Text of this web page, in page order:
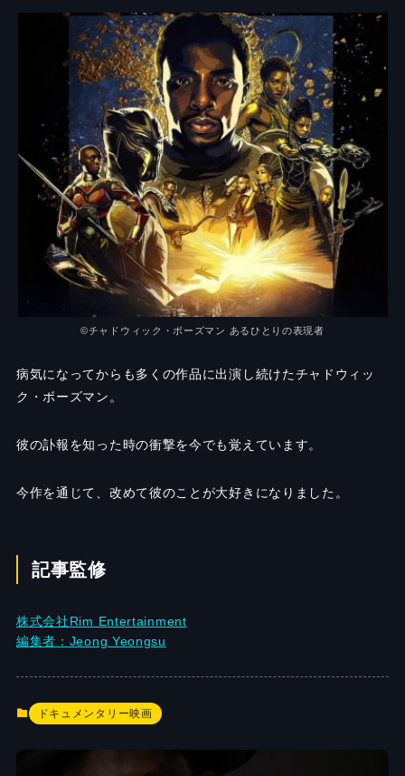
©チャドウィック・ボーズマン あるひとりの表現者
病気になってからも多くの作品に出演し続けたチャドウィッ
ク・ボーズマン。
彼の訃報を知った時の衝撃を今でも覚えています。
今作を通じて、改めて彼のことが大好きになりました。
記事監修
株式会社Rim Entertainment
編集者：Jeong Yeongsu
ドキュメンタリー映画